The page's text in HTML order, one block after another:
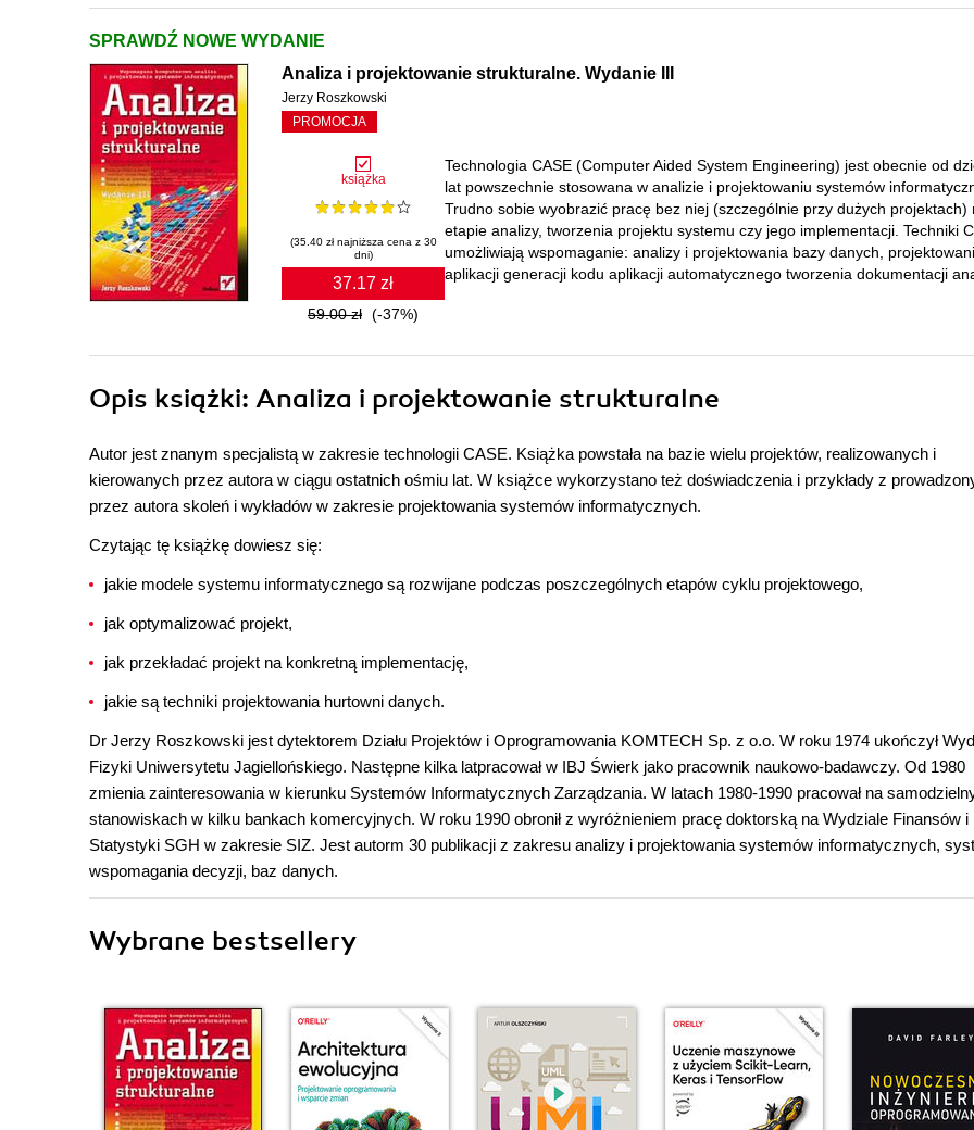
SPRAWDŹ NOWE WYDANIE
Analiza i projektowanie strukturalne. Wydanie III
Jerzy Roszkowski
PROMOCJA
książka
(35.40 zł najniższa cena z 30
dni)
37.17 zł
59.00 zł (-37%)
Technologia CASE (Computer Aided System Engineering) jest obecnie od
lat powszechnie stosowana w analizie i projektowaniu systemów
Trudno sobie wyobrazić pracę bez niej (szczególnie przy dużych projektach)
etapie analizy, tworzenia projektu systemu czy jego implementacji. Techniki
umożliwiają wspomaganie: analizy i projektowania bazy danych,
aplikacji generacji kodu aplikacji automatycznego tworzenia dokumentacji
Opis książki: Analiza i projektowanie strukturalne
Autor jest znanym specjalistą w zakresie technologii CASE. Książka powstała na bazie wielu projektów, realizowanych i
kierowanych przez autora w ciągu ostatnich ośmiu lat. W książce wykorzystano też doświadczenia i przykłady z
przez autora skoleń i wykładów w zakresie projektowania systemów informatycznych.
Czytając tę książkę dowiesz się:
jakie modele systemu informatycznego są rozwijane podczas poszczególnych etapów cyklu projektowego,
jak optymalizować projekt,
jak przekładać projekt na konkretną implementację,
jakie są techniki projektowania hurtowni danych.
Dr Jerzy Roszkowski jest dytektorem Działu Projektów i Oprogramowania KOMTECH Sp. z o.o. W roku 1974 ukończył
Fizyki Uniwersytetu Jagiellońskiego. Następne kilka latpracował w IBJ Świerk jako pracownik naukowo-badawczy. Od 1980
zmienia zainteresowania w kierunku Systemów Informatycznych Zarządzania. W latach 1980-1990 pracował na
stanowiskach w kilku bankach komercyjnych. W roku 1990 obronił z wyróżnieniem pracę doktorską na Wydziale Finansów i
Statystyki SGH w zakresie SIZ. Jest autorm 30 publikacji z zakresu analizy i projektowania systemów informatycznych,
wspomagania decyzji, baz danych.
Wybrane bestsellery